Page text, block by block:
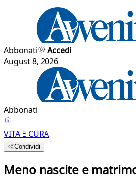
Abbonati
Accedi
August 8, 2026
Abbonati
VITA E CURA
Condividi
Meno nascite e